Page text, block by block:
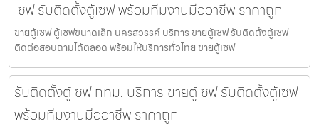
เซฟ รับติดตั้งตู้เซฟ พร้อมทีมงานมืออาชีพ ราคาถูก
ขายตู้เซฟ ตู้เซฟขนาดเล็ก นครสวรรค์ บริการ ขายตู้เซฟ รับติดตั้งตู้เซฟ
ติดต่อสอบถามได้ตลอด พร้อมให้บริการทั่วไทย ขายตู้เซฟ
รับติดตั้งตู้เซฟ กทม. บริการ ขายตู้เซฟ รับติดตั้งตู้เซฟ
พร้อมทีมงานมืออาชีพ ราคาถูก